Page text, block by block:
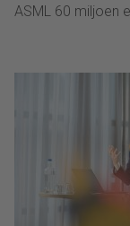
ASML 60 miljoen